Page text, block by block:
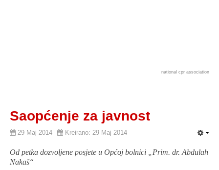
national cpr association
Saopćenje za javnost
29 Maj 2014 Kreirano: 29 Maj 2014
Od petka dozvoljene posjete u Općoj bolnici „Prim. dr. Abdulah
Nakaš“